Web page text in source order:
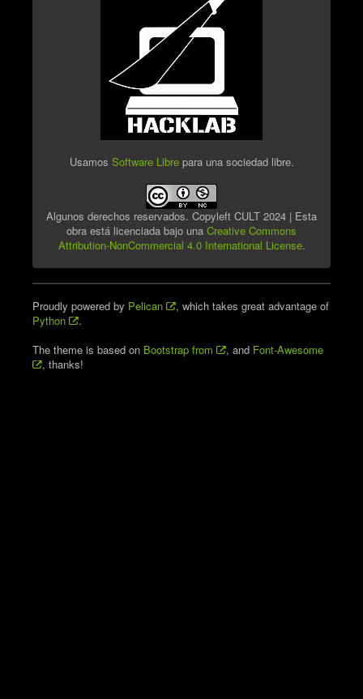
Usamos Software Librepara una sociedad libre.
Algunos derechos reservados. Copyleft CULT 2024 | Esta
obra está licenciada bajo una Creative Commons
Attribution-NonCommercial 4.0 International License.
Proudly powered by Pelican
, which takes great advantage of
Python
.
The theme is based on Bootstrap from , and Font-Awesome
, thanks!